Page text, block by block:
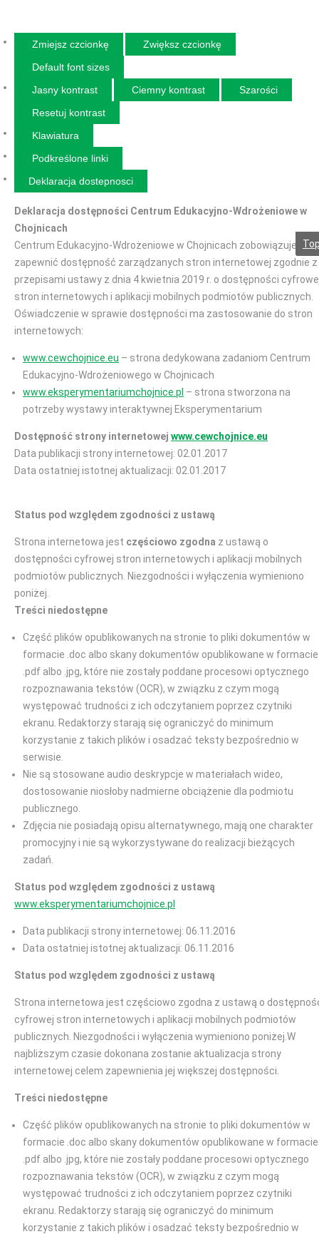
Zmiejsz czcionkę
Zwiększ czcionkę
Default font sizes
Jasny kontrast
Ciemny kontrast
Szarości
Resetuj kontrast
Klawiatura
Podkreślone linki
Deklaracja dostepnosci
Deklaracja dostępności Centrum Edukacyjno-Wdrożeniowe w
Chojnicach
Centrum Edukacyjno-Wdrożeniowe w Chojnicach zobowiązuje się
zapewnić dostępność zarządzanych stron internetowej zgodnie z
przepisami ustawy z dnia 4 kwietnia 2019 r. o dostępności
stron internetowych i aplikacji mobilnych podmiotów publicznych.
Oświadczenie w sprawie dostępności ma zastosowanie do stron
internetowych:
www.cewchojnice.eu – strona dedykowana zadaniom Centrum
Edukacyjno-Wdrożeniowego w Chojnicach
www.eksperymentariumchojnice.pl – strona stworzona na
potrzeby wystawy interaktywnej Eksperymentarium
Dostępność strony internetowej www.cewchojnice.eu
Data publikacji strony internetowej: 02.01.2017
Data ostatniej istotnej aktualizacji: 02.01.2017
Status pod względem zgodności z ustawą
Strona internetowa jest częściowo zgodna z ustawą o
dostępności cyfrowej stron internetowych i aplikacji mobilnych
podmiotów publicznych. Niezgodności i wyłączenia wymieniono
poniżej.
Treści niedostępne
Część plików opublikowanych na stronie to pliki dokumentów w
formacie .doc albo skany dokumentów opublikowane w formacie
.pdf albo .jpg, które nie zostały poddane procesowi optycznego
rozpoznawania tekstów (OCR), w związku z czym mogą
występować trudności z ich odczytaniem poprzez czytniki
ekranu. Redaktorzy starają się ograniczyć do minimum
korzystanie z takich plików i osadzać teksty bezpośrednio w
serwisie.
Nie są stosowane audio deskrypcje w materiałach wideo,
dostosowanie niosłoby nadmierne obciążenie dla podmiotu
publicznego.
Zdjęcia nie posiadają opisu alternatywnego, mają one charakter
promocyjny i nie są wykorzystywane do realizacji bieżących
zadań.
Status pod względem zgodności z ustawą
www.eksperymentariumchojnice.pl
Data publikacji strony internetowej: 06.11.2016
Data ostatniej istotnej aktualizacji: 06.11.2016
Status pod względem zgodności z ustawą
Strona internetowa jest częściowo zgodna z ustawą o
cyfrowej stron internetowych i aplikacji mobilnych podmiotów
publicznych. Niezgodności i wyłączenia wymieniono poniżej.W
najbliższym czasie dokonana zostanie aktualizacja strony
internetowej celem zapewnienia jej większej dostępności.
Treści niedostępne
Część plików opublikowanych na stronie to pliki dokumentów w
formacie .doc albo skany dokumentów opublikowane w formacie
.pdf albo .jpg, które nie zostały poddane procesowi optycznego
rozpoznawania tekstów (OCR), w związku z czym mogą
występować trudności z ich odczytaniem poprzez czytniki
ekranu. Redaktorzy starają się ograniczyć do minimum
korzystanie z takich plików i osadzać teksty bezpośrednio w